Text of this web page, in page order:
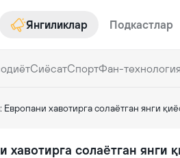
Янгиликлар Подкастлар
СиёсатСпортФан-технология
хавотирга солаётган янги
солаётган янги